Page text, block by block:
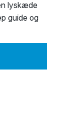
lyskæde
guide og